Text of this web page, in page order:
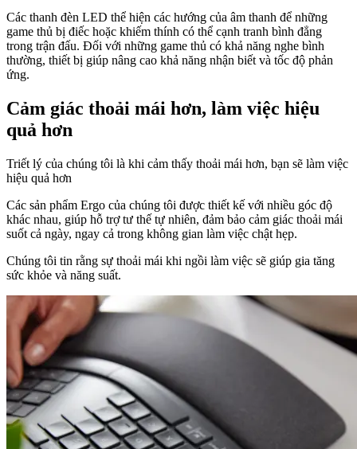
Các thanh đèn LED thể hiện các hướng của âm thanh để những
game thủ bị điếc hoặc khiếm thính có thể cạnh tranh bình đẳng
trong trận đấu. Đối với những game thủ có khả năng nghe bình
thường, thiết bị giúp nâng cao khả năng nhận biết và tốc độ phản
ứng.
Cảm giác thoải mái hơn, làm việc hiệu
quả hơn
Triết lý của chúng tôi là khi cảm thấy thoải mái hơn, bạn sẽ làm việc
hiệu quả hơn
Các sản phẩm Ergo của chúng tôi được thiết kế với nhiều góc độ
khác nhau, giúp hỗ trợ tư thế tự nhiên, đảm bảo cảm giác thoải mái
suốt cả ngày, ngay cả trong không gian làm việc chật hẹp.
Chúng tôi tin rằng sự thoải mái khi ngồi làm việc sẽ giúp gia tăng
sức khỏe và năng suất.